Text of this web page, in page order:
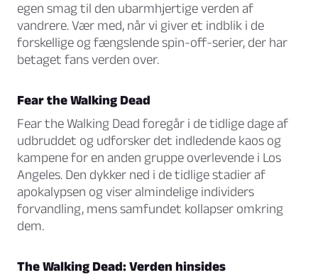
egen smag til den ubarmhjertige verden af
vandrere. Vær med, når vi giver et indblik i de
forskellige og fængslende spin-off-serier, der har
betaget fans verden over.
Fear the Walking Dead
Fear the Walking Dead foregår i de tidlige dage af
udbruddet og udforsker det indledende kaos og
kampene for en anden gruppe overlevende i Los
Angeles. Den dykker ned i de tidlige stadier af
apokalypsen og viser almindelige individers
forvandling, mens samfundet kollapser omkring
dem.
The Walking Dead: Verden hinsides